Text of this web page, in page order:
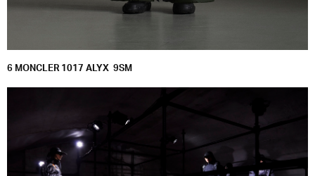
6 MONCLER 1017 ALYX 9SM